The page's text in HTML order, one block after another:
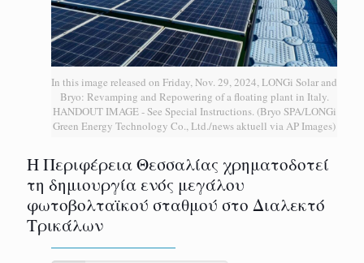
In this image released on Friday, Nov. 29, 2024, LONGi Solar and
Bryo: Revamping and Repowering of a floating plant in Italy.
HANDOUT IMAGE - See Special Instructions. (Bryo SPA/LONGi
Green Energy Technology Co., Ltd./news aktuell via AP Images)
H Περιφέρεια Θεσσαλίας χρηματοδοτεί
τη δημιουργία ενός μεγάλου
φωτοβολταϊκού σταθμού στο Διαλεκτό
Τρικάλων